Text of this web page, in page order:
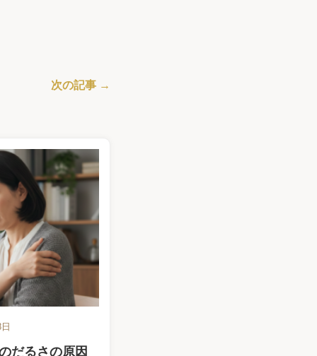
次の記事 →
だるさの原因